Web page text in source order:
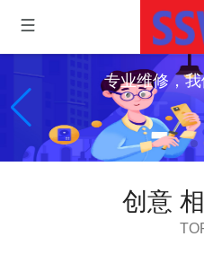
专业维修，我
创意